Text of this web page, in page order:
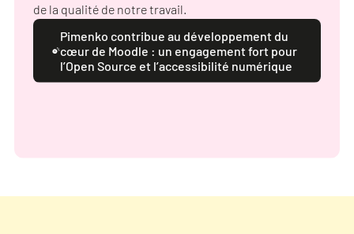
de la qualité de notre travail.
Pimenko contribue au développement du
cœur de Moodle : un engagement fort pour
l’Open Source et l’accessibilité numérique